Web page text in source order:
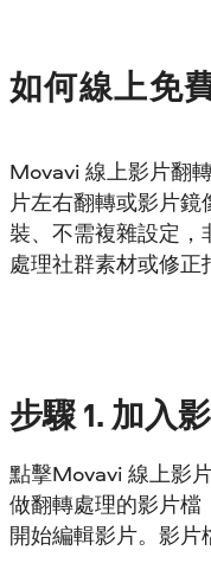
如何線上免
Movavi 線上影片翻
片左右翻轉或影片
裝、不需複雜設定，
處理社群素材或修正
步驟1. 加入
點擊Movavi 線上影
做翻轉處理的影片檔
開始編輯影片。影片